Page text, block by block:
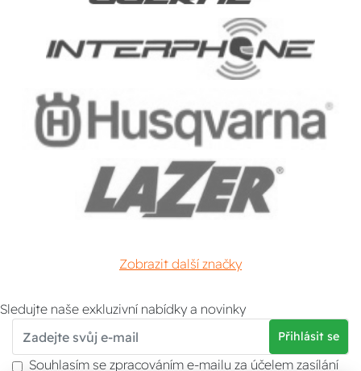
Zobrazit další značky
Sledujte naše exkluzivní nabídky a novinky
Přihlásit se
Souhlasím se zpracováním e-mailu za účelem zasílání